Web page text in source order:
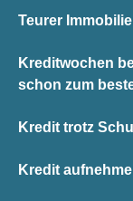
Teurer
Kreditwochen
schon zum
Kredit trotz
Kredit